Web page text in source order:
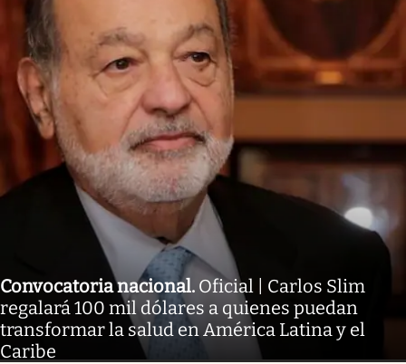
Convocatoria nacional. Oficial | Carlos Slim
regalará 100 mil dólares a quienes puedan
transformar la salud en América Latina y el
Caribe